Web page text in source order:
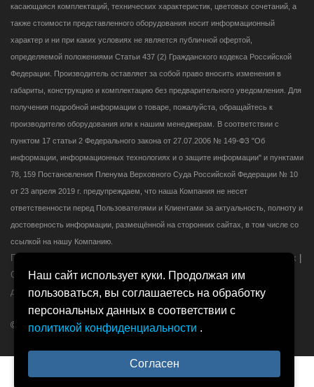
касающаяся комплектаций, технических характеристик, цветовых сочетаний, а
также стоимости представленного оборудования носит информационный
характер и ни при каких условиях не является публичной офертой,
определяемой положениями Статьи 437 (2) Гражданского кодекса Российской
Федерации. Производитель оставляет за собой право вносить изменения в
габариты, конструкцию и комплектацию без предварительного уведомления. Для
получения подробной информации о товаре, пожалуйста, обращайтесь к
производителю оборудования или к нашим менеджерам.
В соответствии с
пунктом 17 статьи 2 Федерального закона от 27.07.2006 № 149-ФЗ "Об
информации, информационных технологиях и о защите информации" и пунктами
78, 159 Постановления Пленума Верховного Суда Российской Федерации № 10
от 23 апреля 2019 г. предупреждаем, что наша Компания не несет
ответственности перед Пользователями и Клиентами за актуальность, полноту и
достоверность информации, размещённой на сторонних сайтах, в том числе со
ссылкой на нашу Компанию.
Политика оператора в отношении обработки персональных данных
Сведения о реализуемых требованиях к защите персональных
данных|Согласие на обработку персональных данных
© 2000-2026 Компания ИНВАСК. Все права защищены.
Наш сайт использует куки. Продолжая им
пользоваться, вы соглашаетесь на обработку
персональных данных в соответствии с
политикой конфиденциальности .
Согласен